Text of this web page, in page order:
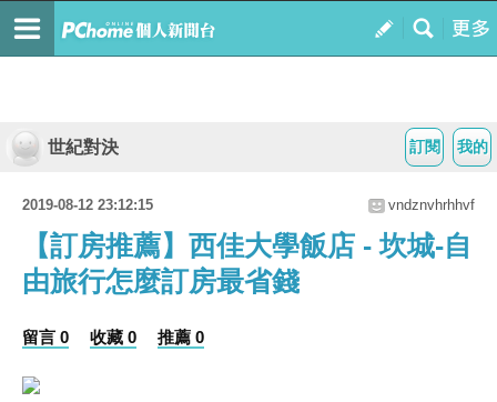
我的
訂閱
世紀對決
2019-08-12 23:12:15 vndznvhrhhvf
【訂房推薦】西佳大學飯店 - 坎城-自
由旅行怎麼訂房最省錢
留言 0 收藏 0 推薦 0